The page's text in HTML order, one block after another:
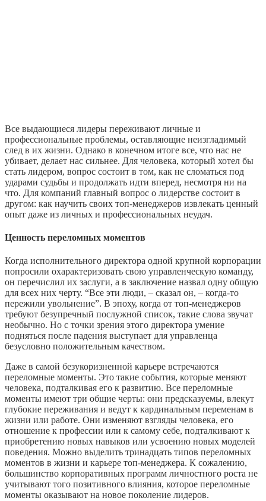
Все выдающиеся лидеры переживают личные и
профессиональные проблемы, оставляющие неизгладимый
след в их жизни. Однако в конечном итоге все, что нас не
убивает, делает нас сильнее. Для человека, который хотел бы
стать лидером, вопрос состоит в том, как не сломаться под
ударами судьбы и продолжать идти вперед, несмотря ни на
что. Для компаний главный вопрос о лидерстве состоит в
другом: как научить своих топ-менеджеров извлекать ценный
опыт даже из личных и профессиональных неудач.
Ценность переломных моментов
Когда исполнительного директора одной крупной корпорации
попросили охарактеризовать свою управленческую команду,
он перечислил их заслуги, а в заключение назвал одну общую
для всех них черту. “Все эти люди, – сказал он, – когда-то
пережили увольнение”. В эпоху, когда от топ-менеджеров
требуют безупречный послужной список, такие слова звучат
необычно. Но с точки зрения этого директора умение
подняться после падения выступает для управленца
безусловно положительным качеством.
Даже в самой безукоризненной карьере встречаются
переломные моменты. Это такие события, которые меняют
человека, подталкивая его к развитию. Все переломные
моменты имеют три общие черты: они предсказуемы, влекут
глубокие переживания и ведут к кардинальным переменам в
жизни или работе. Они изменяют взгляды человека, его
отношение к профессии или к самому себе, подталкивают к
приобретению новых навыков или усвоению новых моделей
поведения. Можно выделить тринадцать типов переломных
моментов в жизни и карьере топ-менеджера. К сожалению,
большинство корпоративных программ личностного роста не
учитывают того позитивного влияния, которое переломные
моменты оказывают на новое поколение лидеров.